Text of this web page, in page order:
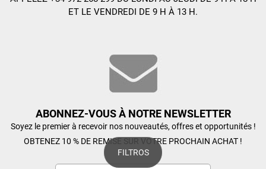
FILTROS
ET LE VENDREDI DE 9 H À 13 H.
ABONNEZ-VOUS À NOTRE NEWSLETTER
Soyez le premier à recevoir nos nouveautés, offres et opportunités !
OBTENEZ 10 % DE REMISE SUR VOTRE PROCHAIN ACHAT !